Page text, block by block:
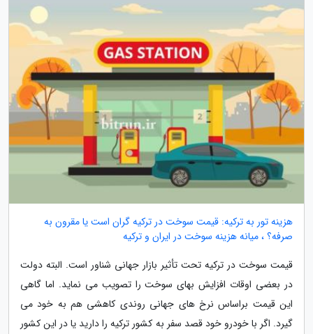
هزینه تور به ترکیه: قیمت سوخت در ترکیه گران است یا مقرون به
صرفه؟ ، میانه هزینه سوخت در ایران و ترکیه
قیمت سوخت در ترکیه تحت تأثیر بازار جهانی شناور است. البته دولت
در بعضی اوقات افزایش بهای سوخت را تصویب می نماید. اما گاهی
این قیمت براساس نرخ های جهانی روندی کاهشی هم به خود می
گیرد. اگر با خودرو خود قصد سفر به کشور ترکیه را دارید یا در این کشور